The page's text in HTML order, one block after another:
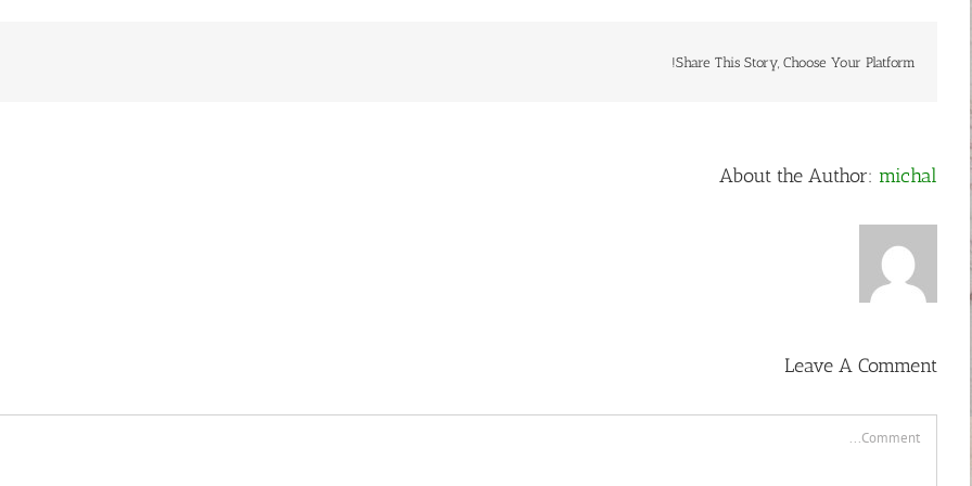
Share This Story, Choose Your Platform!
About the Author: michal
Leave A Comment
Comment